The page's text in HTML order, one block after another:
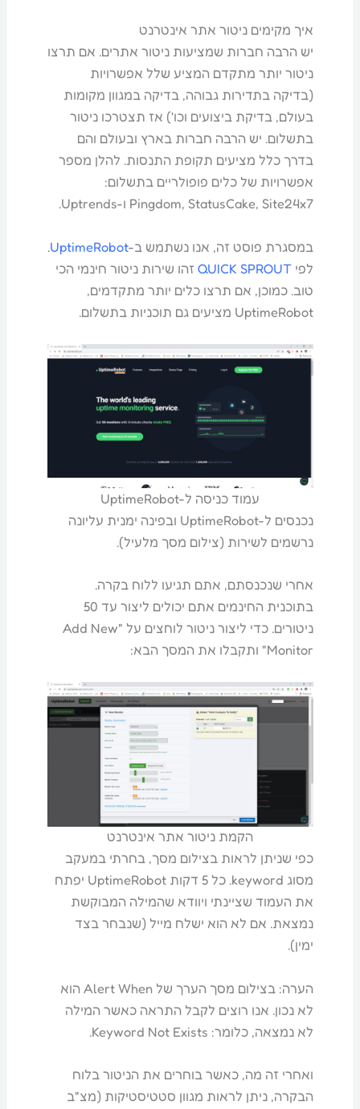
איך מקימים ניטור אתר אינטרנט
יש הרבה חברות שמציעות ניטור אתרים. אם תרצו
ניטור יותר מתקדם המציע שלל אפשרויות
(בדיקה בתדירות גבוהה, בדיקה במגוון מקומות
בעולם, בדיקת ביצועים וכו') אז תצטרכו ניטור
בתשלום. יש הרבה חברות בארץ ובעולם והם
בדרך כלל מציעים תקופת התנסות. להלן מספר
אפשרויות של כלים פופולריים בתשלום:
Pingdom, StatusCake, Site24x7 ו-Uptrends.
במסגרת פוסט זה, אנו נשתמש ב-UptimeRobot
.
לפיQUICK SPROUT זהו שירות ניטור חינמי הכי
טוב. כמוכן, אם תרצו כלים יותר מתקדמים,
UptimeRobot מציעים גם תוכניות בתשלום.
עמוד כניסה ל-UptimeRobot
נכנסים ל-UptimeRobot ובפינה ימנית עליונה
נרשמים לשירות (צילום מסך מלעיל).
אחרי שנכנסתם, אתם תגיעו ללוח בקרה.
בתוכנית החינמים אתם יכולים ליצור עד 50
ניטורים. כדי ליצור ניטור לוחצים על "Add New
Monitor" ותקבלו את המסך הבא:
הקמת ניטור אתר אינטרנט
כפי שניתן לראות בצילום מסך, בחרתי במעקב
מסוג keyword. כל 5 דקות UptimeRobot יפתח
את העמוד שציינתי ויוודא שהמילה המבוקשת
נמצאת. אם לא הוא ישלח מייל (שנבחר בצד
ימין).
הערה: בצילום מסך הערך של Alert When הוא
לא נכון. אנו רוצים לקבל התראה כאשר המילה
לא נמצאה, כלומר: Keyword Not Exists.
ואחרי זה מה, כאשר בוחרים את הניטור בלוח
הבקרה, ניתן לראות מגוון סטטיסטיקות (מצ"ב